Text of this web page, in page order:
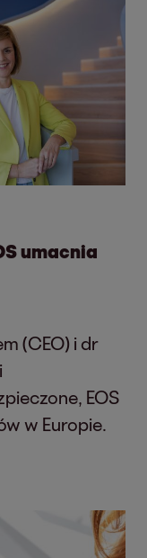
umacnia
(CEO) i dr
EOS
w Europie.